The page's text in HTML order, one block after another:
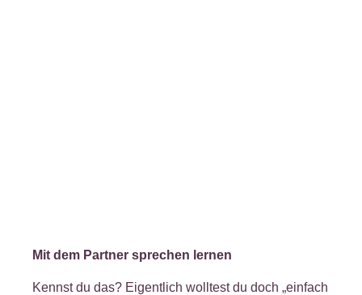
Mit dem Partner sprechen lernen
Kennst du das? Eigentlich wolltest du doch „einfach